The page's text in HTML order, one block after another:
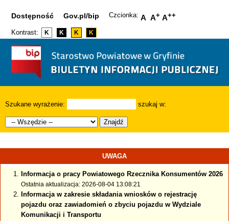
Dostępność Gov.pl/bip Czcionka: A A+ A++
Kontrast: K K K K
Szukane wyrażenie: szukaj w:
Znajdź
UWAGA
Informacja o pracy Powiatowego Rzecznika Konsumentów 2026
Ostatnia aktualizacja: 2026-08-04 13:08:21
Informacja w zakresie składania wniosków o rejestrację
pojazdu oraz zawiadomień o zbyciu pojazdu w Wydziale
Komunikacji i Transportu